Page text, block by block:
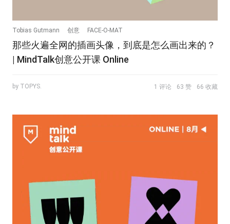
Tobias Gutmann 创意 FACE-O-MAT
那些火遍全网的插画头像，到底是怎么画出来的？
| MindTalk创意公开课 Online
by TOPYS. 1 评论 63 赞 66 收藏